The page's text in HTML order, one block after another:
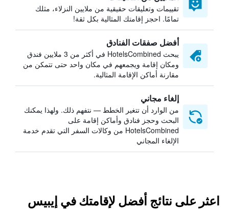
تقييمات وتعليقات حقيقية من ملايين النزلاء، مثلك
تمامًا. احجز إقامتك المثالية بكل ثقة!
أفضل صفقات الفنادق
يبحث HotelsCombined في أكثر من 3 ملايين فندق
ومكان إقامة ويجمعهم في مكان واحد حتى تتمكن من
مقارنة أماكن الإقامة المثالية.
إلغاء مجاني
من الوارد أن تتغير الخطط — نتفهم ذلك. ولهذا يمكنك
البحث وحجز فنادق وأماكن إقامة على
HotelsCombined من وكالات السفر التي تقدم خدمة
الإلغاء المجاني
اعثر على نتائج أفضل لإقامتك في إيبيس